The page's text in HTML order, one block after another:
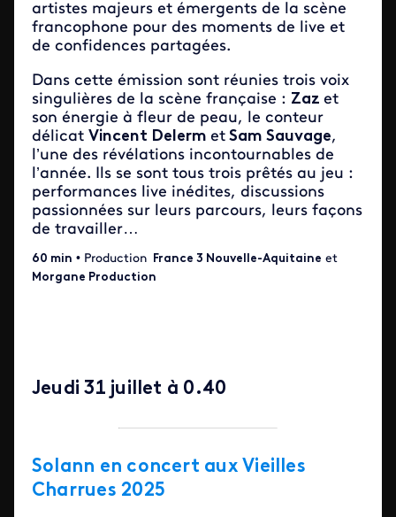
artistes majeurs et émergents de la scène
francophone pour des moments de live et
de confidences partagées.
Dans cette émission sont réunies trois voix
singulières de la scène française : Zaz et
son énergie à fleur de peau, le conteur
délicat Vincent Delerm et Sam Sauvage,
l’une des révélations incontournables de
l’année. Ils se sont tous trois prêtés au jeu :
performances live inédites, discussions
passionnées sur leurs parcours, leurs façons
de travailler…
60 min • Production France 3 Nouvelle-Aquitaine et
Morgane Production
Jeudi 31 juillet à 0.40
Solann en concert aux Vieilles
Charrues 2025